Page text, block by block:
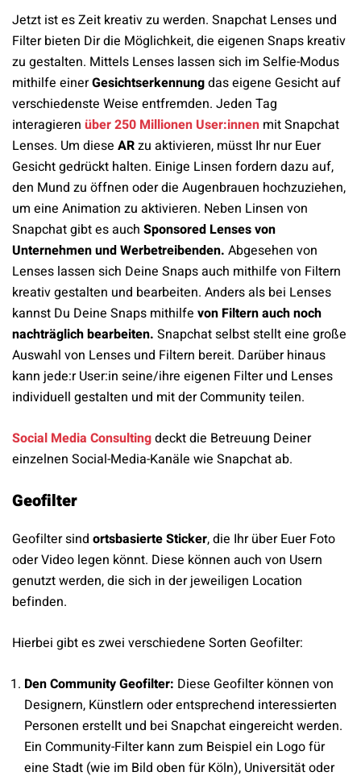
Jetzt ist es Zeit kreativ zu werden. Snapchat Lenses und
Filter bieten Dir die Möglichkeit, die eigenen Snaps kreativ
zu gestalten. Mittels Lenses lassen sich im Selfie-Modus
mithilfe einerGesichtserkennungdas eigene Gesicht auf
verschiedenste Weise entfremden. Jeden Tag
interagieren über 250 Millionen User:innen mit Snapchat
Lenses. Um diese ARzu aktivieren, müsst Ihr nur Euer
Gesicht gedrückt halten. Einige Linsen fordern dazu auf,
den Mund zu öffnen oder die Augenbrauen hochzuziehen,
um eine Animation zu aktivieren. Neben Linsen von
Snapchat gibt es auch Sponsored Lenses von
Unternehmen und Werbetreibenden. Abgesehen von
Lenses lassen sich Deine Snaps auch mithilfe von Filtern
kreativ gestalten und bearbeiten. Anders als bei Lenses
kannst Du Deine Snaps mithilfe von Filtern auch noch
nachträglich bearbeiten. Snapchat selbst stellt eine große
Auswahl von Lenses und Filtern bereit. Darüber hinaus
kann jede:r User:in seine/ihre eigenen Filter und Lenses
individuell gestalten und mit der Community teilen.
Social Media Consultingdeckt die Betreuung Deiner
einzelnen Social-Media-Kanäle wie Snapchat ab.
Geofilter
Geofilter sind ortsbasierte Sticker, die Ihr über Euer Foto
oder Video legen könnt. Diese können auch von Usern
genutzt werden, die sich in der jeweiligen Location
befinden.
Hierbei gibt es zwei verschiedene Sorten Geofilter:
Den Community Geofilter: Diese Geofilter können von
Designern, Künstlern oder entsprechend interessierten
Personen erstellt und bei Snapchat eingereicht werden.
Ein Community-Filter kann zum Beispiel ein Logo für
eine Stadt (wie im Bild oben für Köln), Universität oder